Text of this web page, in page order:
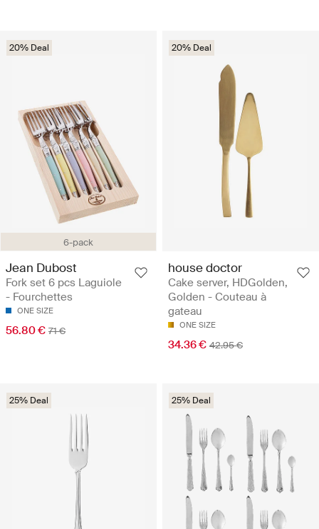
6-pack
20% Deal
Jean Dubost
Fork set 6 pcs Laguiole
- Fourchettes
ONE SIZE
56.80 € 71 €
20% Deal
house doctor
Cake server, HDGolden,
Golden - Couteau à
gateau
ONE SIZE
34.36 € 42.95 €
25% Deal 25% Deal